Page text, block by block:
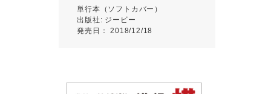
単行本（ソフトカバー）
出版社: ジービー
発売日： 2018/12/18